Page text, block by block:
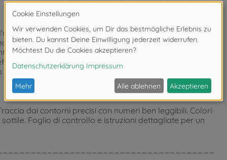
i dipinti in formato orizzontale o verticale di 40 x 50
personale. Il supporto per la pittura ha una struttura
di molto l'aspetto generale del quadro finito, bensì ne
“olio su tela”. Nota bene: la SCHIPPER dispone di
cornici”.
dai contorni precisi con numeri ben leggibili. Colori
Foglio di controllo e istruzioni dettagliate per un